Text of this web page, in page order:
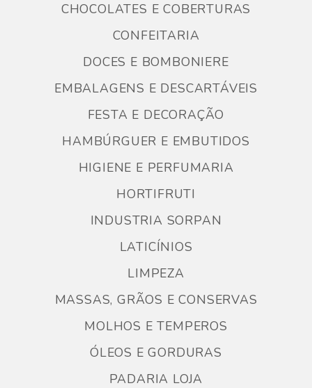
CHOCOLATES E COBERTURAS
CONFEITARIA
DOCES E BOMBONIERE
EMBALAGENS E DESCARTÁVEIS
FESTA E DECORAÇÃO
HAMBÚRGUER E EMBUTIDOS
HIGIENE E PERFUMARIA
HORTIFRUTI
INDUSTRIA SORPAN
LATICÍNIOS
LIMPEZA
MASSAS, GRÃOS E CONSERVAS
MOLHOS E TEMPEROS
ÓLEOS E GORDURAS
PADARIA LOJA